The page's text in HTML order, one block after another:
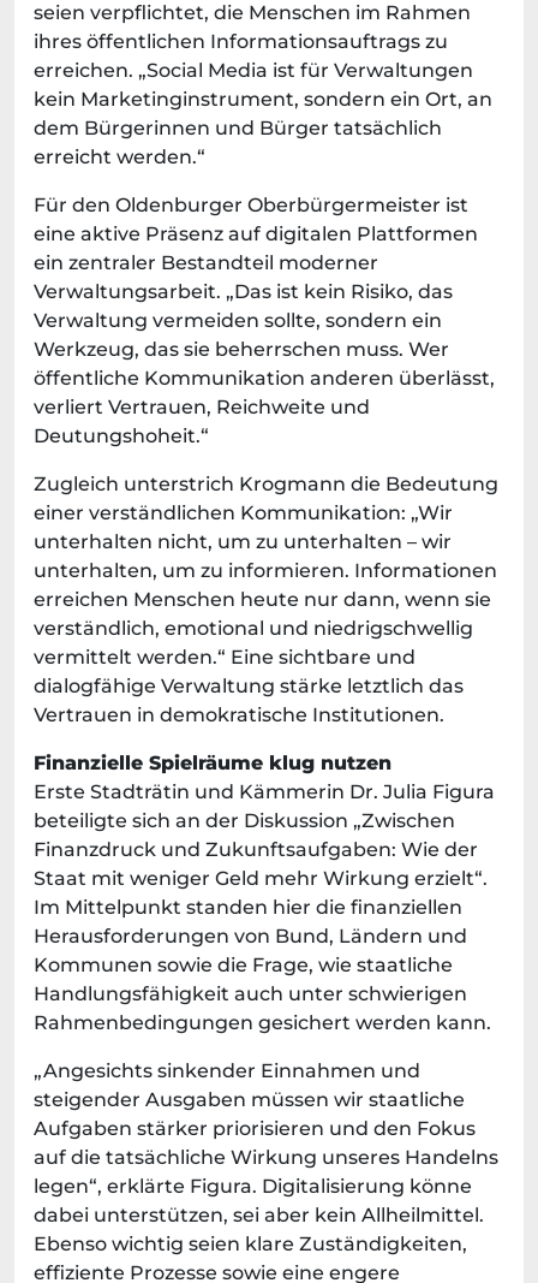
seien verpflichtet, die Menschen im Rahmen
ihres öffentlichen Informationsauftrags zu
erreichen. „Social Media ist für Verwaltungen
kein Marketinginstrument, sondern ein Ort, an
dem Bürgerinnen und Bürger tatsächlich
erreicht werden.“
Für den Oldenburger Oberbürgermeister ist
eine aktive Präsenz auf digitalen Plattformen
ein zentraler Bestandteil moderner
Verwaltungsarbeit. „Das ist kein Risiko, das
Verwaltung vermeiden sollte, sondern ein
Werkzeug, das sie beherrschen muss. Wer
öffentliche Kommunikation anderen überlässt,
verliert Vertrauen, Reichweite und
Deutungshoheit.“
Zugleich unterstrich Krogmann die Bedeutung
einer verständlichen Kommunikation: „Wir
unterhalten nicht, um zu unterhalten – wir
unterhalten, um zu informieren. Informationen
erreichen Menschen heute nur dann, wenn sie
verständlich, emotional und niedrigschwellig
vermittelt werden.“ Eine sichtbare und
dialogfähige Verwaltung stärke letztlich das
Vertrauen in demokratische Institutionen.
Finanzielle Spielräume klug nutzen
Erste Stadträtin und Kämmerin Dr. Julia Figura
beteiligte sich an der Diskussion „Zwischen
Finanzdruck und Zukunftsaufgaben: Wie der
Staat mit weniger Geld mehr Wirkung erzielt“.
Im Mittelpunkt standen hier die finanziellen
Herausforderungen von Bund, Ländern und
Kommunen sowie die Frage, wie staatliche
Handlungsfähigkeit auch unter schwierigen
Rahmenbedingungen gesichert werden kann.
„Angesichts sinkender Einnahmen und
steigender Ausgaben müssen wir staatliche
Aufgaben stärker priorisieren und den Fokus
auf die tatsächliche Wirkung unseres Handelns
legen“, erklärte Figura. Digitalisierung könne
dabei unterstützen, sei aber kein Allheilmittel.
Ebenso wichtig seien klare Zuständigkeiten,
effiziente Prozesse sowie eine engere